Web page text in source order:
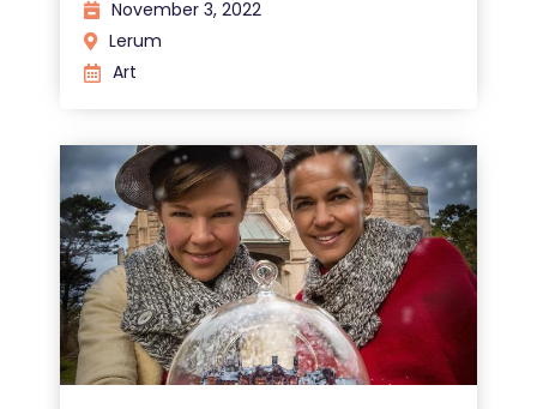
November 3, 2022
Lerum
Art